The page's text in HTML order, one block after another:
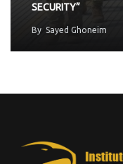
SECURITY”
By Sayed Ghoneim